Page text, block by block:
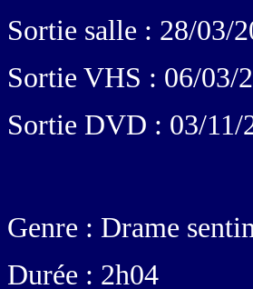
Sortie salle : 28/03/
Sortie VHS : 06/03/
Sortie DVD : 03/11/
Genre : Drame
Durée : 2h04